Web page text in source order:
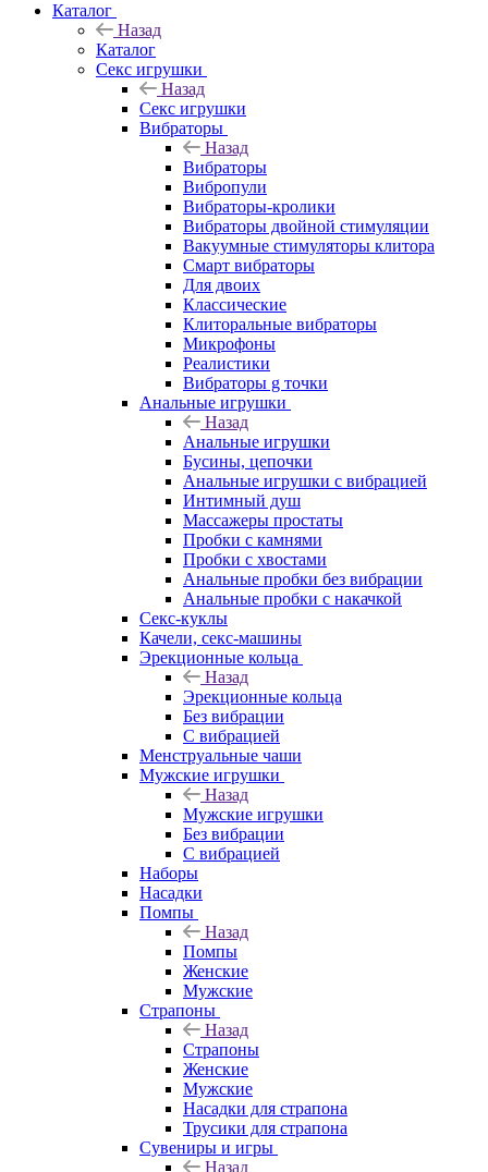
Каталог
Назад
Каталог
Секс игрушки
Назад
Секс игрушки
Вибраторы
Назад
Вибраторы
Вибропули
Вибраторы-кролики
Вибраторы двойной стимуляции
Вакуумные стимуляторы клитора
Смарт вибраторы
Для двоих
Классические
Клиторальные вибраторы
Микрофоны
Реалистики
Вибраторы g точки
Анальные игрушки
Назад
Анальные игрушки
Бусины, цепочки
Анальные игрушки с вибрацией
Интимный душ
Массажеры простаты
Пробки с камнями
Пробки с хвостами
Анальные пробки без вибрации
Анальные пробки с накачкой
Секс-куклы
Качели, секс-машины
Эрекционные кольца
Назад
Эрекционные кольца
Без вибрации
С вибрацией
Менструальные чаши
Мужские игрушки
Назад
Мужские игрушки
Без вибрации
С вибрацией
Наборы
Насадки
Помпы
Назад
Помпы
Женские
Мужские
Страпоны
Назад
Страпоны
Женские
Мужские
Насадки для страпона
Трусики для страпона
Сувениры и игры
Назад